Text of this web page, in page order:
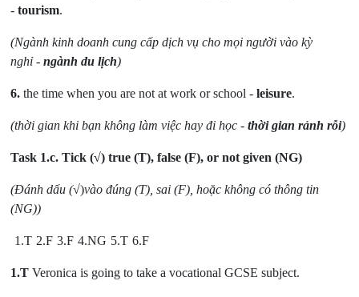
-tourism.
(Ngành kinh doanh cung cấp dịch vụ cho mọi người vào kỳ
nghỉ-ngành du lịch)
6. the time when you are not at work or school -leisure.
(thời gian khi bạn không làm việc hay đi học -thời gian rảnh rỗi)
Task 1.c. Tick (√) true (T), false (F), or not given (NG)
(Đánh dấu (√)vào đúng (T), sai (F), hoặc không có thông tin
(NG))
1.T 2.F 3.F 4.NG 5.T 6.F
1.T Veronica is going to take a vocational GCSE subject.